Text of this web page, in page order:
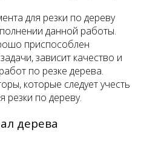
для резки по дереву
данной работы.
приспособлен
зависит качество и
по резке дерева.
которые следует учесть
резки по дереву.
дерева